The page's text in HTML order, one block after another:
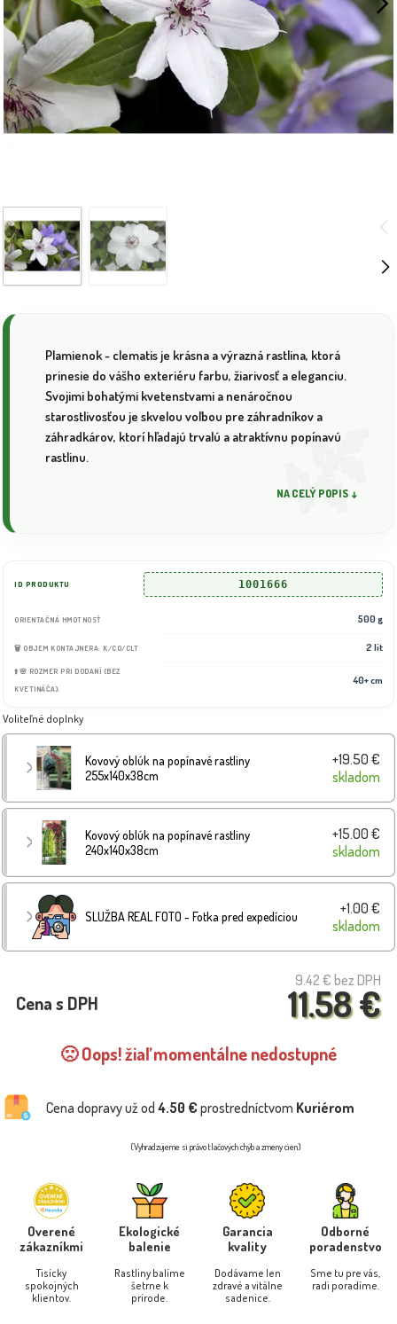
Plamienok - clematis je krásna a výrazná rastlina, ktorá
prinesie do vášho exteriéru farbu, žiarivosť a eleganciu.
Svojimi bohatými kvetenstvami a nenáročnou
starostlivosťou je skvelou voľbou pre záhradníkov a
záhradkárov, ktorí hľadajú trvalú a atraktívnu popínavú
rastlinu.
NA CELÝ POPIS ↓
ID PRODUKTU 1001666
ORIENTAČNÁ HMOTNOSŤ 500 g
🗑️ OBJEM KONTAJNERA: K/CO/CLT 2 lit
⬆️🌸 ROZMER PRI DODANÍ (BEZ
KVETINÁČA):
40+ cm
Voliteľné doplnky
Kovový oblúk na popínavé rastliny
255x140x38cm
+19.50 €
skladom
Kovový oblúk na popínavé rastliny
240x140x38cm
+15.00 €
skladom
SLUŽBA REAL FOTO - Fotka pred expedíciou
+1.00 €
skladom
9.42 € bez DPH
11.58 €
Cena s DPH
🙁 Oops! žiaľ momentálne nedostupné
Cena dopravy už od 4.50 € prostredníctvom Kuriérom
(Vyhradzujeme si právo tlačových chýb a zmeny cien)
Overené
zákazníkmi
Tisícky
spokojných
klientov.
Ekologické
balenie
Rastliny balíme
šetrne k
prírode.
Garancia
kvality
Dodávame len
zdravé a vitálne
sadenice.
Odborné
poradenstvo
Sme tu pre vás,
radi poradíme.